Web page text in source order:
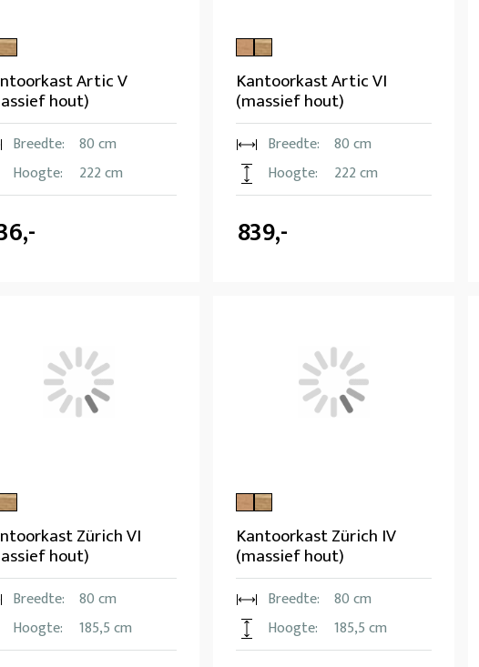
Artic V
hout)
Breedte:
80 cm
Hoogte:
222 cm
Kantoorkast Artic VI
(massief hout)
Breedte:
80 cm
Hoogte:
222 cm
839,-
Zürich VI
hout)
Breedte:
80 cm
Hoogte:
185,5 cm
Kantoorkast Zürich IV
(massief hout)
Breedte:
80 cm
Hoogte:
185,5 cm